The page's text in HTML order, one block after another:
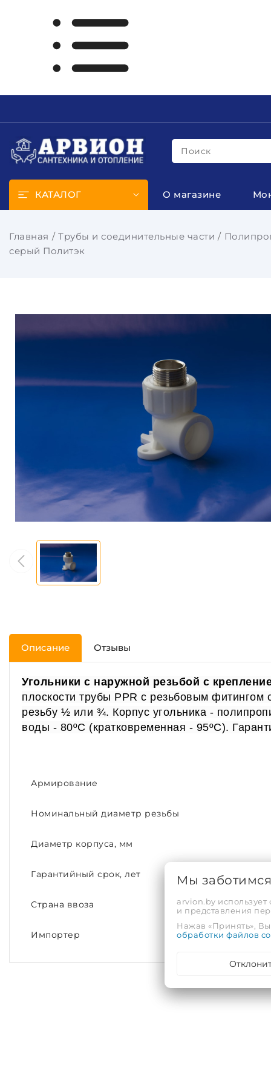
Поиск
КАТАЛОГ О магазине
Главная Трубы и соединительные части
серый Политэк
Описание Отзывы
Угольники с наружной резьбой с
плоскости трубы PPR с резьбовым
резьбу ½ или ¾. Корпус угольника -
воды - 80ºС (кратковременная - 95ºС).
Армирование
Номинальный диаметр резьбы
Диаметр корпуса, мм
Гарантийный срок, лет
Страна ввоза
Импортер
Мы
arvion.by
и представления
Нажав «Принять», Вы
обработки файлов